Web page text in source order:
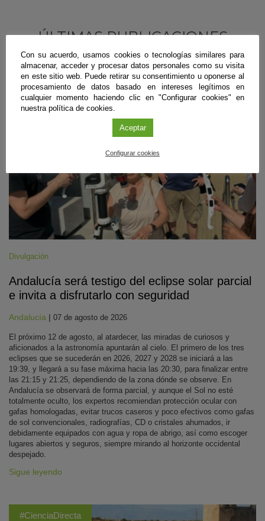
ÚLTIMAS PUBLICACIONES
#CienciaDirecta
Divulgación
Andalucía será testigo del eclipse solar parcial
e invita a disfrutarlo con seguridad
Andalucía | 07 de agosto de 2026
El próximo 12 de agosto, al atardecer, las miradas de curiosos y
aficionados a la astronomía apuntarán al cielo. El primero de los tres
eclipses que se sucederán en 2026, 2027 y 2028 se iniciará a las
19:39, y llegará a su fase máxima hacia las 20:30, para finalizar entre
las 21:15 y 21:25, dependiendo de la zona dónde se observe. En
Andalucía se observará de forma parcial, y aunque el Sol no esté
totalmente oculto, los expertos recomiendan protección ocular con
gafas homologadas, evitar trucos caseros y poco efectivos como gafas
de sol convencionales, radiografías, CD o cristales ahumados, ir
debidamente equipados con agua y ropa de abrigo, así como escoger
lugares abiertos y seguros, siempre mirando al horizonte occidental
despejado.
Sigue leyendo
#CienciaDirecta
Con su acuerdo, usamos cookies o tecnologías similares para
almacenar, acceder y procesar datos personales como su visita
en este sitio web. Puede retirar su consentimiento u oponerse al
procesamiento de datos basado en intereses legítimos en
cualquier momento haciendo clic en "Configurar cookies" en
nuestra política de cookies.
Aceptar
Configurar cookies